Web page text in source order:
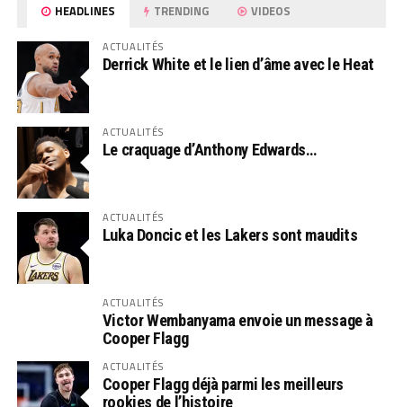
HEADLINES TRENDING VIDEOS
ACTUALITÉS
Derrick White et le lien d’âme avec le Heat
ACTUALITÉS
Le craquage d’Anthony Edwards…
ACTUALITÉS
Luka Doncic et les Lakers sont maudits
ACTUALITÉS
Victor Wembanyama envoie un message à
Cooper Flagg
ACTUALITÉS
Cooper Flagg déjà parmi les meilleurs
rookies de l’histoire